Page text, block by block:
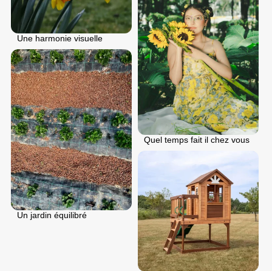
Une harmonie visuelle
Quel temps fait il chez vous
Un jardin équilibré